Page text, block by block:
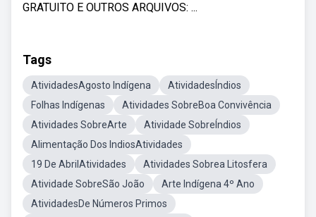
GRATUITO E OUTROS ARQUIVOS: ...
Tags
AtividadesAgosto Indígena
AtividadesÍndios
Folhas Indígenas
Atividades SobreBoa Convivência
Atividades SobreArte
Atividade SobreÍndios
Alimentação Dos IndiosAtividades
19 De AbrilAtividades
Atividades Sobrea Litosfera
Atividade SobreSão João
Arte Indígena 4º Ano
AtividadesDe Números Primos